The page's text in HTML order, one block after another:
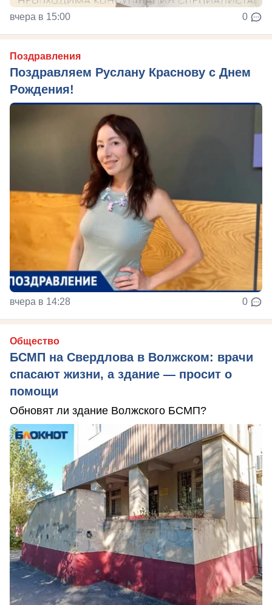
вчера в 15:00 0
Поздравления
Поздравляем Руслану Краснову с Днем
Рождения!
вчера в 14:28 0
Общество
БСМП на Свердлова в Волжском: врачи
спасают жизни, а здание — просит о
помощи
Обновят ли здание Волжского БСМП?